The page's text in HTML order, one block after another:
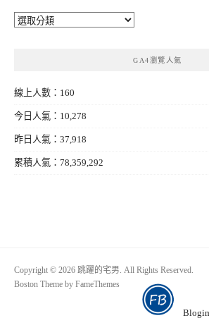
分
GA4瀏覽人氣
線上人數：160
今日人氣：10,278
昨日人氣：37,918
累積人氣：78,359,292
Copyright © 2026 跳躍的宅男. All Rights Reserved.
Boston Theme by FameThemes